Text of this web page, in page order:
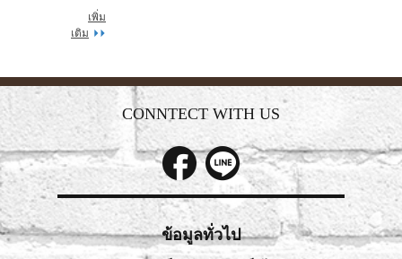
เพิ่ม
เติม
CONNTECT WITH US
ข้อมูลทั่วไป